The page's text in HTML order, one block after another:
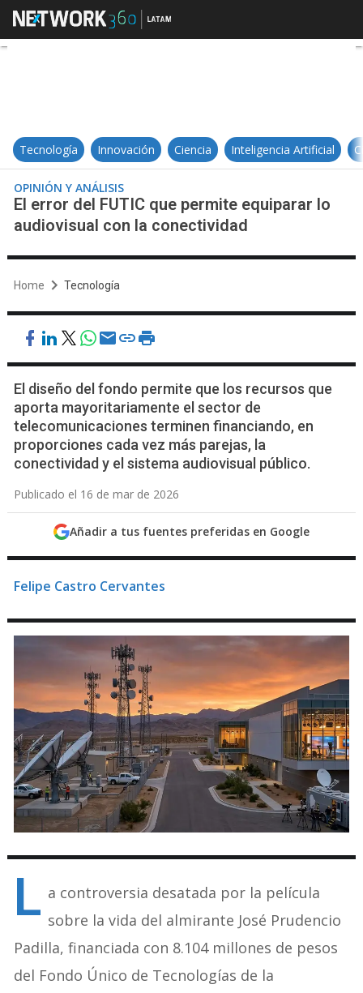
El error del FUTIC que permite
Tecnología Innovación Ciencia Inteligencia Artificial
OPINIÓN Y ANÁLISIS
El error del FUTIC que permite equiparar lo
audiovisual con la conectividad
Home Tecnología
El diseño del fondo permite que los recursos que
aporta mayoritariamente el sector de
telecomunicaciones terminen financiando, en
proporciones cada vez más parejas, la
conectividad y el sistema audiovisual público.
Publicado el 16 de mar de 2026
Añadir a tus fuentes preferidas en Google
Felipe Castro Cervantes
L a controversia desatada por la película
sobre la vida del almirante José Prudencio
Padilla, financiada con 8.104 millones de pesos
del Fondo Único de Tecnologías de la